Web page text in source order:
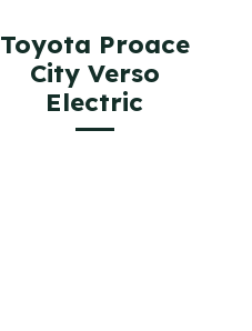
Toyota Proace
City Verso
Electric